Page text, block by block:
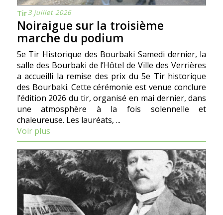
Tir3 juillet 2026
Noiraigue sur la troisième
marche du podium
5e Tir Historique des Bourbaki Samedi dernier, la
salle des Bourbaki de l’Hôtel de Ville des Verrières
a accueilli la remise des prix du 5e Tir historique
des Bourbaki. Cette cérémonie est venue conclure
l’édition 2026 du tir, organisé en mai dernier, dans
une atmosphère à la fois solennelle et
chaleureuse. Les lauréats, ...
Voir plus